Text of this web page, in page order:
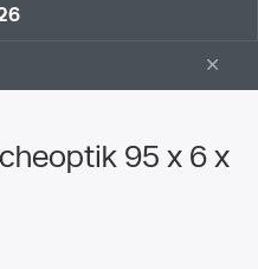
×
95 x 6 x